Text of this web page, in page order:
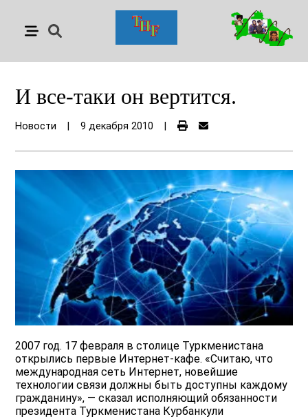
И все-таки он вертится.
Новости 9 декабря 2010
2007 год. 17 февраля в столице Туркменистана
открылись первые Интернет-кафе. «Cчитаю, что
международная сеть Интернет, новейшие
технологии связи должны быть доступны каждому
гражданину», — сказал исполняющий обязанности
президента Туркменистана Курбанкули